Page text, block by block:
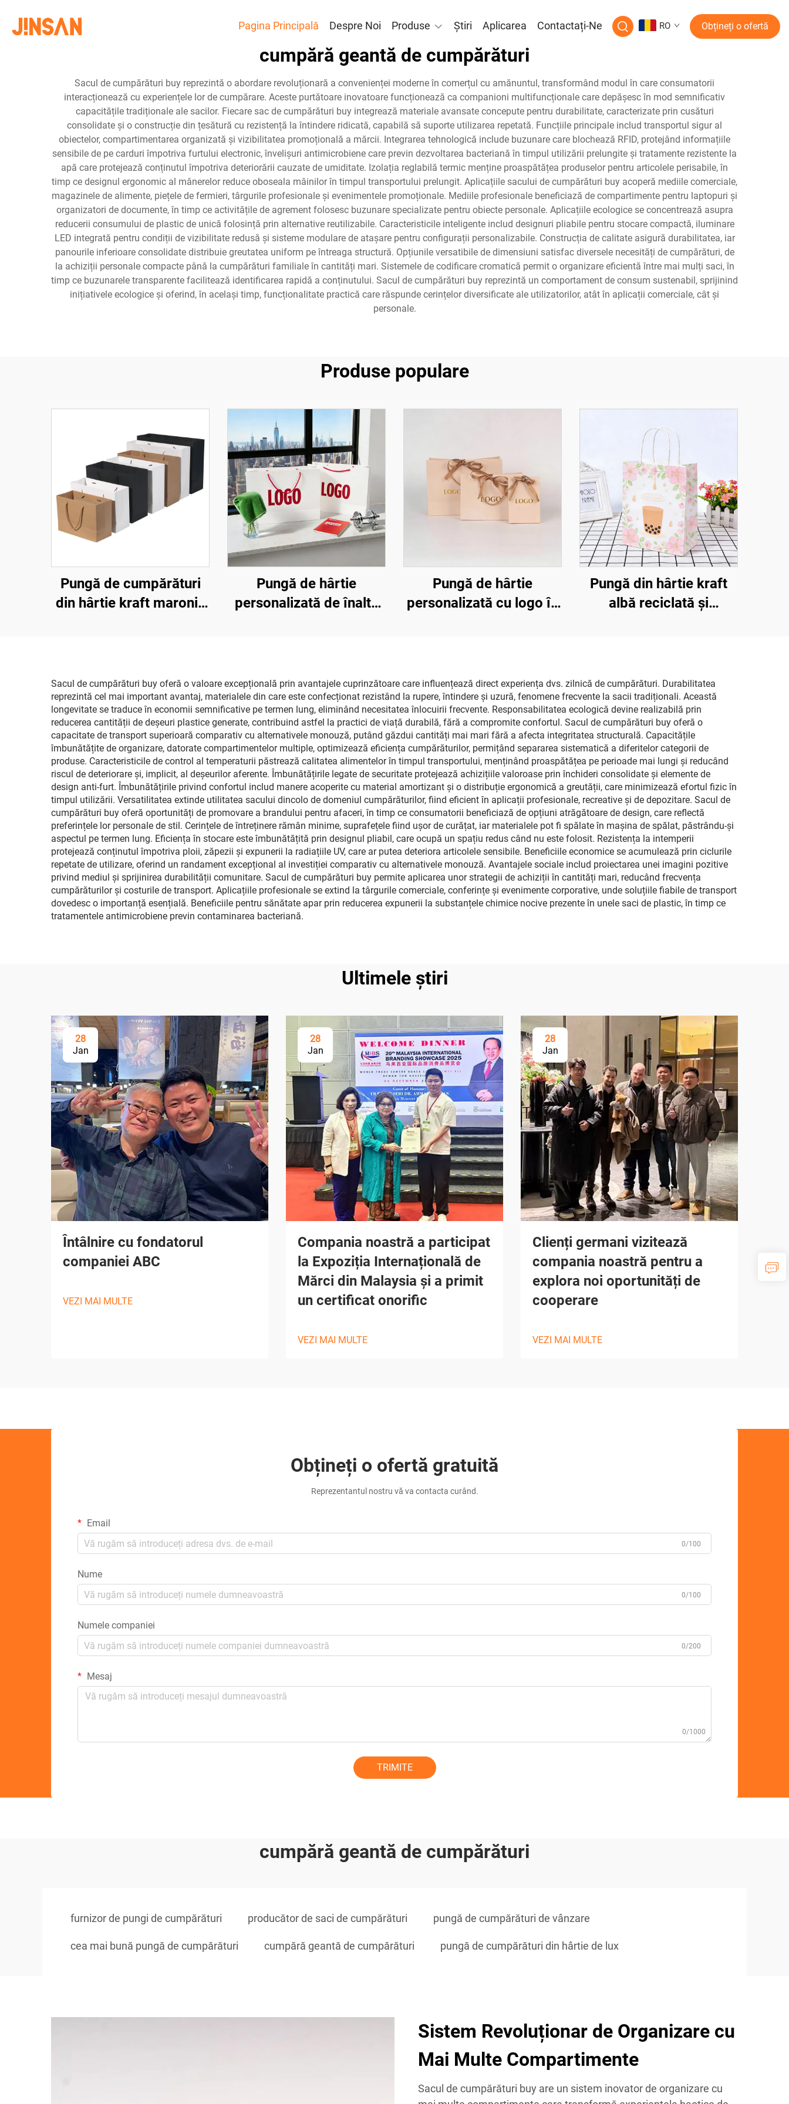
Pagina Principală Despre Noi Produse Știri Aplicarea Contactați-Ne RO Obțineți o ofertă
cumpără geantă de cumpărături
Sacul de cumpărături buy reprezintă o abordare revoluționară a convenienței moderne în comerțul cu amănuntul, transformând modul în care consumatorii
interacționează cu experiențele lor de cumpărare. Aceste purtătoare inovatoare funcționează ca companioni multifuncționale care depășesc în mod semnificativ
capacitățile tradiționale ale sacilor. Fiecare sac de cumpărături buy integrează materiale avansate concepute pentru durabilitate, caracterizate prin cusături
consolidate și o construcție din țesătură cu rezistență la întindere ridicată, capabilă să suporte utilizarea repetată. Funcțiile principale includ transportul sigur al
obiectelor, compartimentarea organizată și vizibilitatea promoțională a mărcii. Integrarea tehnologică include buzunare care blochează RFID, protejând informațiile
sensibile de pe carduri împotriva furtului electronic, învelișuri antimicrobiene care previn dezvoltarea bacteriană în timpul utilizării prelungite și tratamente rezistente la
apă care protejează conținutul împotriva deteriorării cauzate de umiditate. Izolația reglabilă termic menține proaspătățea produselor pentru articolele perisabile, în
timp ce designul ergonomic al mânerelor reduce oboseala mâinilor în timpul transportului prelungit. Aplicațiile sacului de cumpărături buy acoperă mediile comerciale,
magazinele de alimente, piețele de fermieri, târgurile profesionale și evenimentele promoționale. Mediile profesionale beneficiază de compartimente pentru laptopuri și
organizatori de documente, în timp ce activitățile de agrement folosesc buzunare specializate pentru obiecte personale. Aplicațiile ecologice se concentrează asupra
reducerii consumului de plastic de unică folosință prin alternative reutilizabile. Caracteristicile inteligente includ designuri pliabile pentru stocare compactă, iluminare
LED integrată pentru condiții de vizibilitate redusă și sisteme modulare de atașare pentru configurații personalizabile. Construcția de calitate asigură durabilitatea, iar
panourile inferioare consolidate distribuie greutatea uniform pe întreaga structură. Opțiunile versatibile de dimensiuni satisfac diversele necesități de cumpărături, de
la achiziții personale compacte până la cumpărături familiale în cantități mari. Sistemele de codificare cromatică permit o organizare eficientă între mai mulți saci, în
timp ce buzunarele transparente facilitează identificarea rapidă a conținutului. Sacul de cumpărături buy reprezintă un comportament de consum sustenabil, sprijinind
inițiativele ecologice și oferind, în același timp, funcționalitate practică care răspunde cerințelor diversificate ale utilizatorilor, atât în aplicații comerciale, cât și
personale.
Produse populare
Pungă de cumpărături
din hârtie kraft maronie
bucăți
Pungă de hârtie
personalizată de înaltă
personalizate boutique
pentru cumpărături
Pungă de hârtie
personalizată cu logo în
cordoane, luxoasă,
pentru magazin boutique
Pungă din hârtie kraft
albă reciclată și
fast-food din hârtie kraft
Sacul de cumpărături buy oferă o valoare excepțională prin avantajele cuprinzătoare care influențează direct experiența dvs. zilnică de cumpărături. Durabilitatea
reprezintă cel mai important avantaj, materialele din care este confecționat rezistând la rupere, întindere și uzură, fenomene frecvente la sacii tradiționali. Această
longevitate se traduce în economii semnificative pe termen lung, eliminând necesitatea înlocuirii frecvente. Responsabilitatea ecologică devine realizabilă prin
reducerea cantității de deșeuri plastice generate, contribuind astfel la practici de viață durabilă, fără a compromite confortul. Sacul de cumpărături buy oferă o
capacitate de transport superioară comparativ cu alternativele monouză, putând găzdui cantități mai mari fără a afecta integritatea structurală. Capacitățile
îmbunătățite de organizare, datorate compartimentelor multiple, optimizează eficiența cumpărăturilor, permițând separarea sistematică a diferitelor categorii de
produse. Caracteristicile de control al temperaturii păstrează calitatea alimentelor în timpul transportului, menținând proaspătățea pe perioade mai lungi și reducând
riscul de deteriorare și, implicit, al deșeurilor aferente. Îmbunătățirile legate de securitate protejează achizițiile valoroase prin închideri consolidate și elemente de
design anti-furt. Îmbunătățirile privind confortul includ manere acoperite cu material amortizant și o distribuție ergonomică a greutății, care minimizează efortul fizic în
timpul utilizării. Versatilitatea extinde utilitatea sacului dincolo de domeniul cumpărăturilor, fiind eficient în aplicații profesionale, recreative și de depozitare. Sacul de
cumpărături buy oferă oportunități de promovare a brandului pentru afaceri, în timp ce consumatorii beneficiază de opțiuni atrăgătoare de design, care reflectă
preferințele lor personale de stil. Cerințele de întreținere rămân minime, suprafețele fiind ușor de curățat, iar materialele pot fi spălate în mașina de spălat, păstrându-și
aspectul pe termen lung. Eficiența în stocare este îmbunătățită prin designul pliabil, care ocupă un spațiu redus când nu este folosit. Rezistența la intemperii
protejează conținutul împotriva ploii, zăpezii și expunerii la radiațiile UV, care ar putea deteriora articolele sensibile. Beneficiile economice se acumulează prin ciclurile
repetate de utilizare, oferind un randament excepțional al investiției comparativ cu alternativele monouză. Avantajele sociale includ proiectarea unei imagini pozitive
privind mediul și sprijinirea durabilității comunitare. Sacul de cumpărături buy permite aplicarea unor strategii de achiziții în cantități mari, reducând frecvența
cumpărăturilor și costurile de transport. Aplicațiile profesionale se extind la târgurile comerciale, conferințe și evenimente corporative, unde soluțiile fiabile de transport
dovedesc o importanță esențială. Beneficiile pentru sănătate apar prin reducerea expunerii la substanțele chimice nocive prezente în unele saci de plastic, în timp ce
tratamentele antimicrobiene previn contaminarea bacteriană.
Ultimele știri
28
Jan
Întâlnire cu fondatorul
companiei ABC
VEZI MAI MULTE
28
Jan
Compania noastră a participat
la Expoziția Internațională de
Mărci din Malaysia și a primit
un certificat onorific
VEZI MAI MULTE
28
Jan
Clienți germani vizitează
compania noastră pentru a
explora noi oportunități de
cooperare
VEZI MAI MULTE
Obțineți o ofertă gratuită
Reprezentantul nostru vă va contacta curând.
Email
0/100
Nume
0/100
Numele companiei
0/200
Mesaj
0/1000
TRIMITE
cumpără geantă de cumpărături
furnizor de pungi de cumpărături producător de saci de cumpărături pungă de cumpărături de vânzare
cea mai bună pungă de cumpărături cumpără geantă de cumpărături pungă de cumpărături din hârtie de lux
Sistem Revoluționar de Organizare cu
Mai Multe Compartimente
Sacul de cumpărături buy are un sistem inovator de organizare cu